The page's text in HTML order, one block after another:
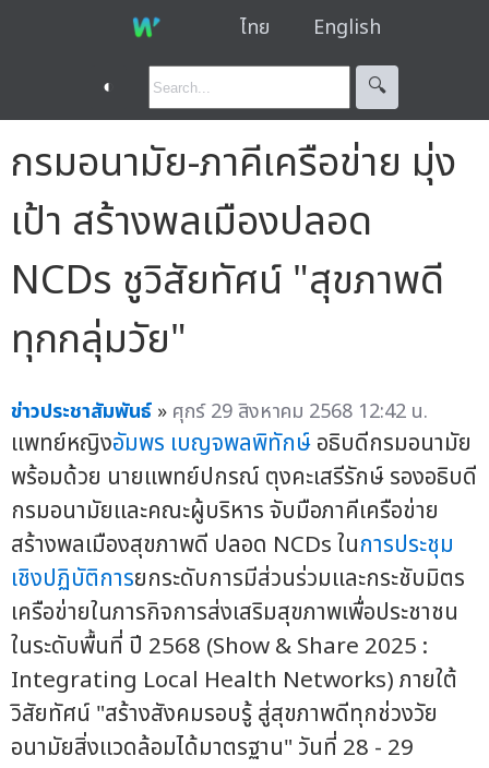
ไทย English
◐ 🔍︎
กรมอนามัย-ภาคีเครือข่าย มุ่ง
เป้า สร้างพลเมืองปลอด
NCDs ชูวิสัยทัศน์ "สุขภาพดี
ทุกกลุ่มวัย"
ข่าวประชาสัมพันธ์ » ศุกร์ 29 สิงหาคม 2568 12:42 น.
แพทย์หญิงอัมพร เบญจพลพิทักษ์อธิบดีกรมอนามัย
พร้อมด้วย นายแพทย์ปกรณ์ ตุงคะเสรีรักษ์ รองอธิบดี
กรมอนามัยและคณะผู้บริหาร จับมือภาคีเครือข่าย
สร้างพลเมืองสุขภาพดี ปลอด NCDs ในการประชุม
เชิงปฏิบัติการยกระดับการมีส่วนร่วมและกระชับมิตร
เครือข่ายในภารกิจการส่งเสริมสุขภาพเพื่อประชาชน
ในระดับพื้นที่ ปี 2568 (Show & Share 2025 :
Integrating Local Health Networks) ภายใต้
วิสัยทัศน์ "สร้างสังคมรอบรู้ สู่สุขภาพดีทุกช่วงวัย
อนามัยสิ่งแวดล้อมได้มาตรฐาน" วันที่ 28 - 29